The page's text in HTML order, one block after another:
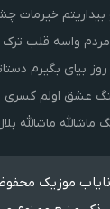
خیرمات
مردم واسه قلب
بیای بگیرم
عشق اولم کسری
ماشالله ماشالله
موزیک